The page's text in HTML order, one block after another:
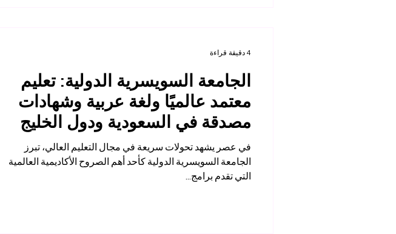
الجامعة السويسرية الدولية: تعليم
معتمد عالميًا ولغة عربية وشهادات
مصدقة في السعودية ودول الخليج
في عصر يشهد تحولات سريعة في مجال التعليم العالي، تبرز
الجامعة السويسرية الدولية كأحد أهم الصروح الأكاديمية العالمية
التي تقدم برامج...
4 دقيقة قراءة